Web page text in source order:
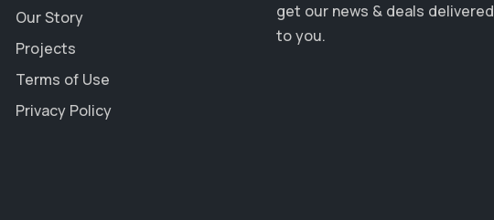
Our Story
Projects
Terms of Use
Privacy Policy
get our news & deals delivered
to you.